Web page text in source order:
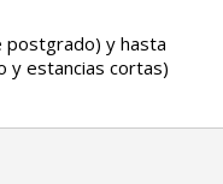
postgrado) y hasta
y estancias cortas)